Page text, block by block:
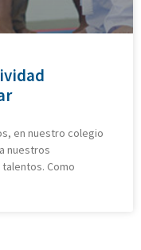
en nuestro colegio
nuestros
Como